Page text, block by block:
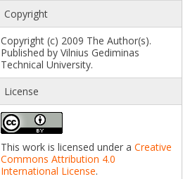
Copyright
Copyright (c) 2009 The Author(s).
Published by Vilnius Gediminas
Technical University.
License
This work is licensed under aCreative
Commons Attribution 4.0
International License.